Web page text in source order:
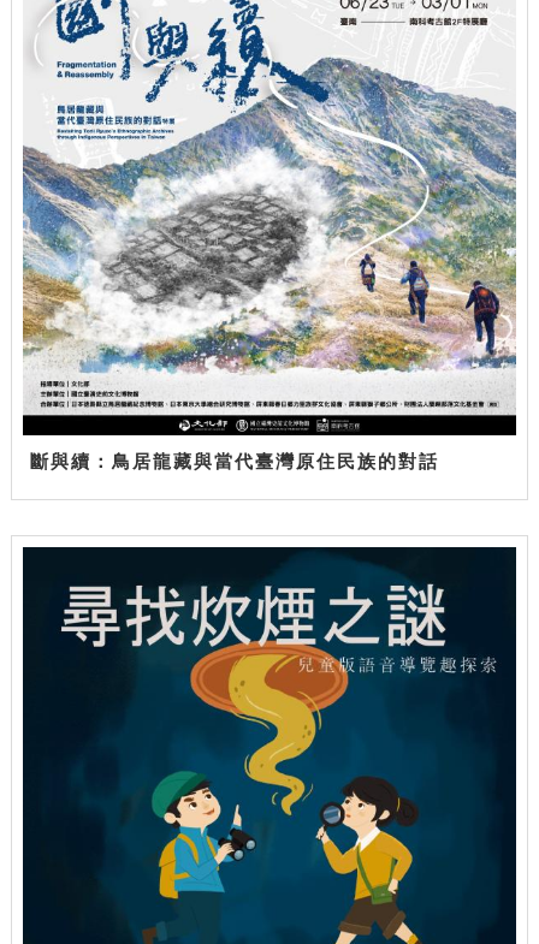
斷與續：鳥居龍藏與當代臺灣原住民族的對話